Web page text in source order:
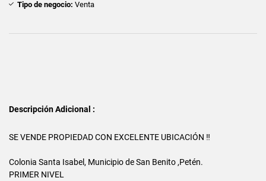
Tipo de negocio: Venta
Descripción Adicional :
SE VENDE PROPIEDAD CON EXCELENTE UBICACIÓN ‼
Colonia Santa Isabel, Municipio de San Benito ,Petén.
PRIMER NIVEL